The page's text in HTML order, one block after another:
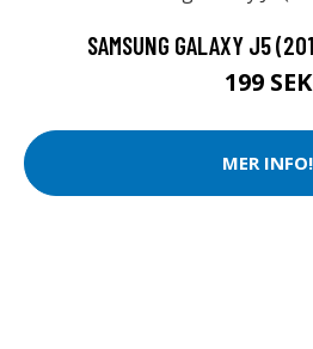
SAMSUNG GALAXY J5
199 SEK
MER INFO!